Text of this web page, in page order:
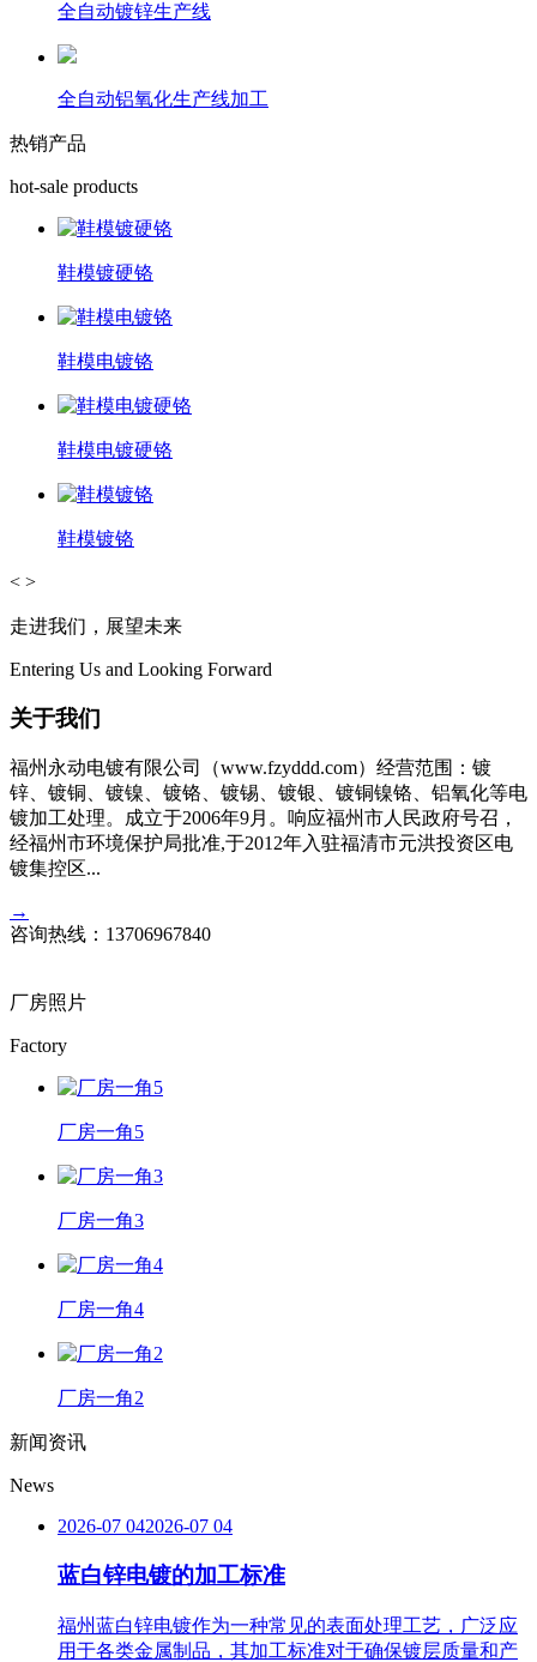
全自动镀锌生产线
全自动铝氧化生产线加工
热销产品
hot-sale products
鞋模镀硬铬
鞋模电镀铬
鞋模电镀硬铬
鞋模镀铬
< >
走进我们，展望未来
Entering Us and Looking Forward
关于我们
福州永动电镀有限公司（www.fzyddd.com）经营范围：镀
锌、镀铜、镀镍、镀铬、镀锡、镀银、镀铜镍铬、铝氧化等电
镀加工处理。成立于2006年9月。响应福州市人民政府号召，
经福州市环境保护局批准,于2012年入驻福清市元洪投资区电
镀集控区...
→
咨询热线： 13706967840
厂房照片
Factory
厂房一角5
厂房一角3
厂房一角4
厂房一角2
新闻资讯
News
2026-07 042026-07 04
蓝白锌电镀的加工标准
福州蓝白锌电镀作为一种常见的表面处理工艺，广泛应
用于各类金属制品，其加工标准对于确保镀层质量和产